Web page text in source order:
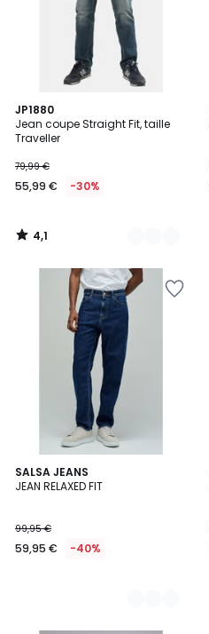
JP1880
Jean coupe Straight Fit, taille
Traveller
79,99 €
55,99 € -30%
4,1
/ 5
2
Couleurs
4,1
/
SALSA JEANS
JEAN RELAXED FIT
99,95 €
59,95 € -40%
2
Couleurs